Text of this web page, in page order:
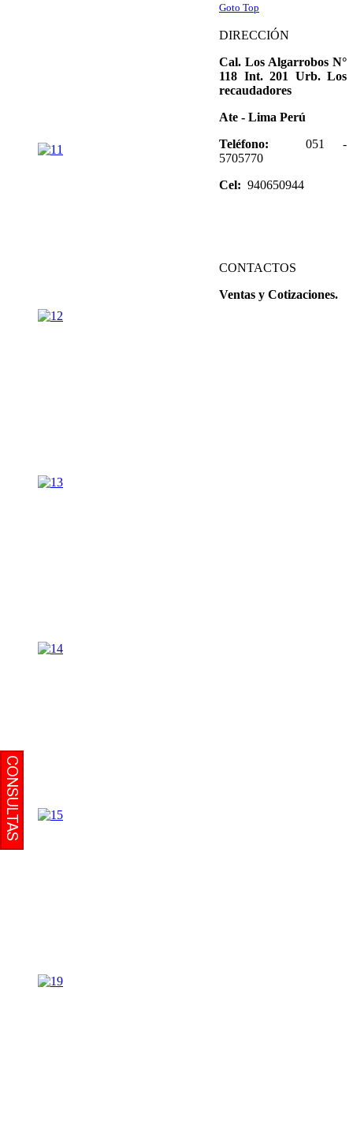
Goto Top
DIRECCIÓN
Cal. Los Algarrobos N°
118 Int. 201 Urb. Los
recaudadores
Ate - Lima Perú
Teléfono: 051 -
5705770
Cel: 940650944
CONTACTOS
Ventas y Cotizaciones.